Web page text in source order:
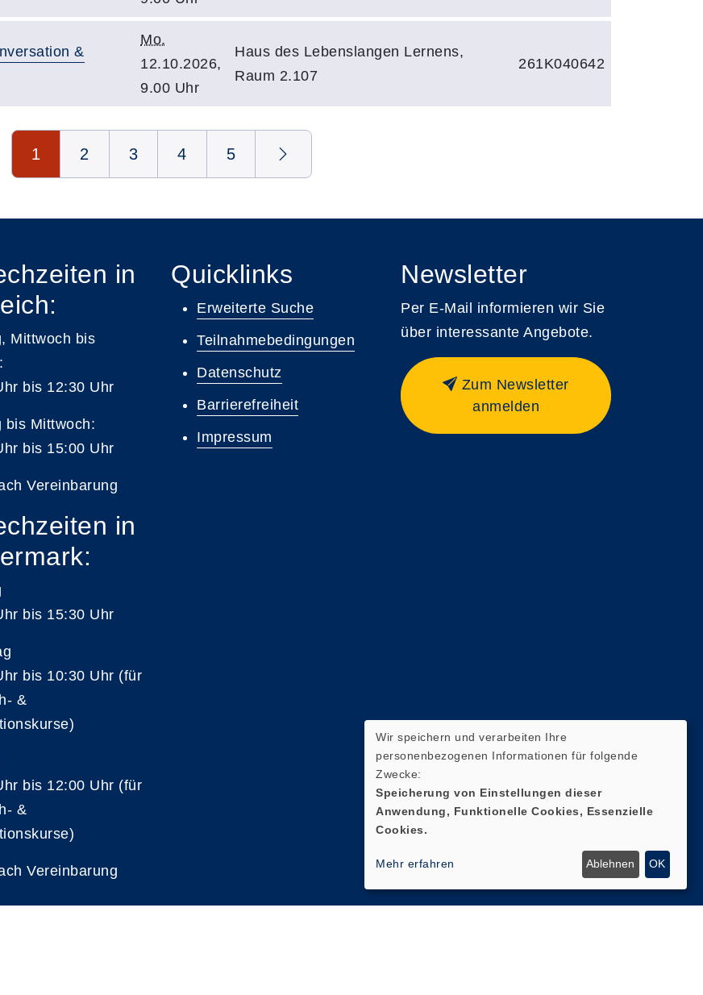
&
Mo.
12.10.2026,
9.00 Uhr
Haus des Lebenslangen Lernens,
Raum 2.107
261K040642
1 2 3 4 5
in
Mittwoch bis
bis 12:30 Uhr
bis Mittwoch:
bis 15:00 Uhr
Vereinbarung
in
bis 15:30 Uhr
bis 10:30 Uhr (für
&
bis 12:00 Uhr (für
&
Vereinbarung
Quicklinks
Erweiterte Suche
Teilnahmebedingungen
Datenschutz
Barrierefreiheit
Impressum
Newsletter
Per E-Mail informieren wir Sie
über interessante Angebote.
Zum Newsletter
anmelden
Wir speichern und verarbeiten Ihre
personenbezogenen Informationen für folgende
Zwecke:
Speicherung von Einstellungen dieser
Anwendung, Funktionelle Cookies, Essenzielle
Cookies.
Mehr erfahren Ablehnen OK